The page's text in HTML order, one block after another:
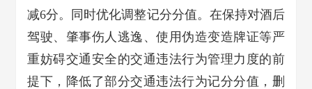
减6分。同时优化调整记分分值。在保持对酒后
驾驶、肇事伤人逃逸、使用伪造变造牌证等严
重妨碍交通安全的交通违法行为管理力度的前
提下，降低了部分交通违法行为记分分值，删